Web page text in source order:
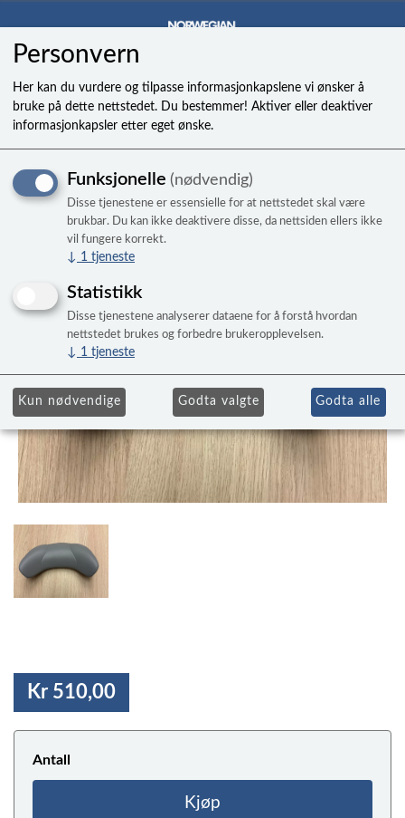
Hjørnepute til North Sea "ox-
horn"
Kr 510,00
Antall
Kjøp
Personvern
Her kan du vurdere og tilpasse informasjonkapslene vi ønsker å
bruke på dette nettstedet. Du bestemmer! Aktiver eller deaktiver
informasjonkapsler etter eget ønske.
Funksjonelle (nødvendig)
Disse tjenestene er essensielle for at nettstedet skal være
brukbar. Du kan ikke deaktivere disse, da nettsiden ellers ikke
vil fungere korrekt.
↓ 1 tjeneste
Statistikk
Disse tjenestene analyserer dataene for å forstå hvordan
nettstedet brukes og forbedre brukeropplevelsen.
↓ 1 tjeneste
Kun nødvendige Godta valgte Godta alle